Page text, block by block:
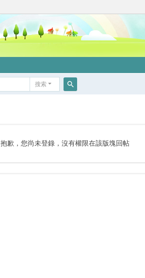
搜索
抱歉，您尚未登錄，沒有權限在該版塊回帖